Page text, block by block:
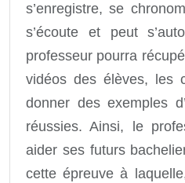
s’enregistre, se
s’écoute et peut
professeur pourra
vidéos des élèves, les
donner des exemples
réussies. Ainsi, le
aider ses futurs
cette épreuve à